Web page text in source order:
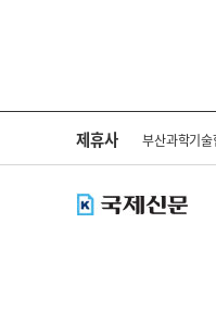
제휴사 부산과학기술